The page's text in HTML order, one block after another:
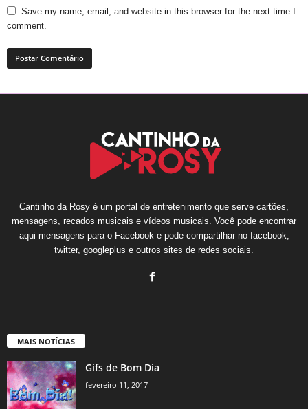
Save my name, email, and website in this browser for the next time I
comment.
Cantinho da Rosy é um portal de entretenimento que serve cartões,
mensagens, recados musicais e vídeos musicais. Você pode encontrar
aqui mensagens para o Facebook e pode compartilhar no facebook,
twitter, googleplus e outros sites de redes sociais.
MAIS NOTÍCIAS
Gifs de Bom Dia
fevereiro 11, 2017